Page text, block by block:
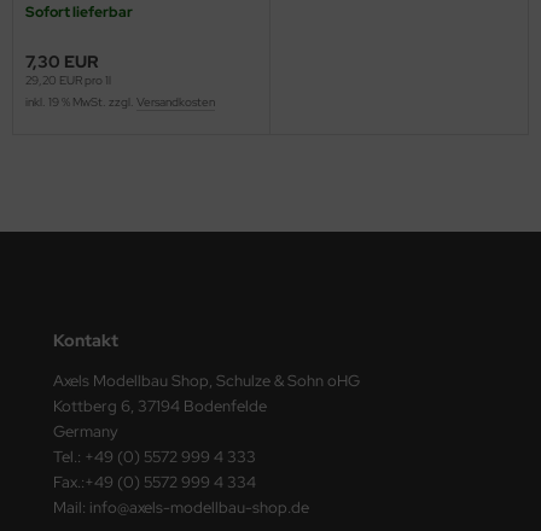
Sofort lieferbar
7,30 EUR
29,20 EUR pro 1l
inkl. 19 % MwSt. zzgl. Versandkosten
Kontakt
Axels Modellbau Shop, Schulze & Sohn oHG
Kottberg 6, 37194 Bodenfelde
Germany
Tel.: +49 (0) 5572 999 4 333
Fax.:+49 (0) 5572 999 4 334
Mail: info@axels-modellbau-shop.de
Field Model
Model
Kits